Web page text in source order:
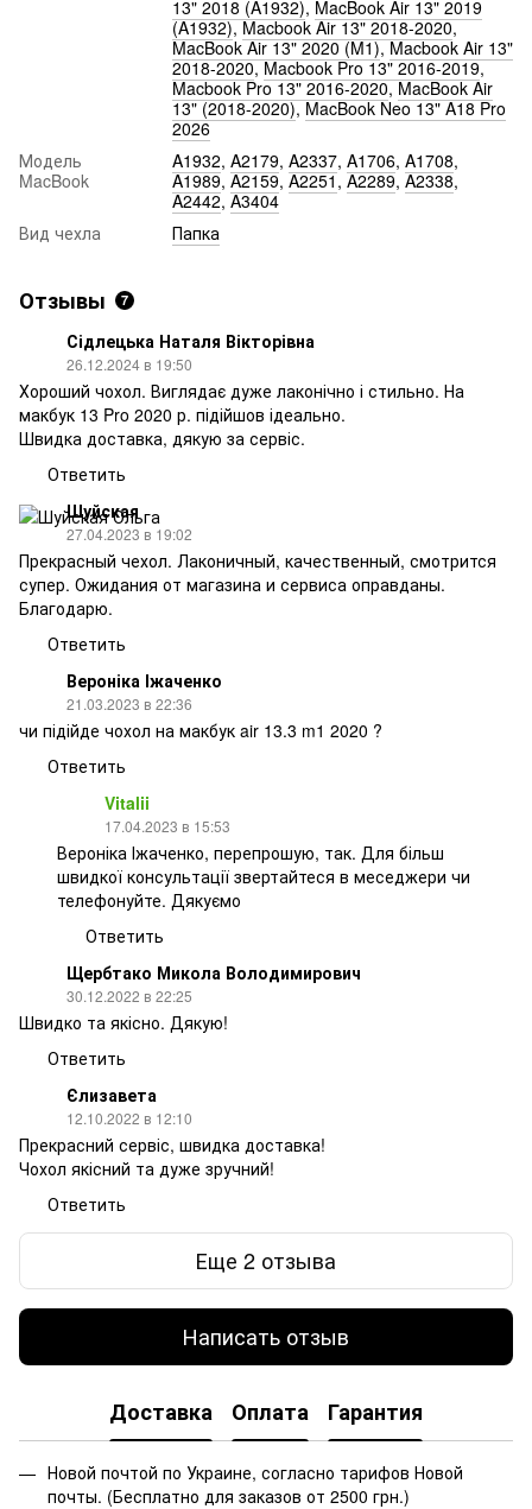
13" 2018 (A1932), MacBook Air 13" 2019
(A1932),Macbook Air 13" 2018-2020,
MacBook Air 13" 2020 (M1),Macbook Air 13"
2018-2020,Macbook Pro 13" 2016-2019,
Macbook Pro 13" 2016-2020,MacBook Air
13" (2018-2020),MacBook Neo 13" A18 Pro
2026
Модель
MacBook
A1932, A2179, A2337, A1706, A1708,
A1989, A2159, A2251, A2289, A2338,
A2442, A3404
Вид чехла
Папка
Отзывы 7
Сідлецька Наталя Вікторівна
26.12.2024 в 19:50
Хороший чохол. Виглядає дуже лаконічно і стильно. На
макбук 13 Pro 2020 р. підійшов ідеально.
Швидка доставка, дякую за сервіс.
Ответить
Шуйская
27.04.2023 в 19:02
Прекрасный чехол. Лаконичный, качественный, смотрится
супер. Ожидания от магазина и сервиса оправданы.
Благодарю.
Ответить
Вероніка Іжаченко
21.03.2023 в 22:36
чи підійде чохол на макбук air 13.3 m1 2020 ?
Ответить
Vitalii
17.04.2023 в 15:53
Вероніка Іжаченко, перепрошую, так. Для більш
швидкої консультації звертайтеся в меседжери чи
телефонуйте. Дякуємо
Ответить
Щербтако Микола Володимирович
30.12.2022 в 22:25
Швидко та якісно. Дякую!
Ответить
Єлизавета
12.10.2022 в 12:10
Прекрасний сервіс, швидка доставка!
Чохол якісний та дуже зручний!
Ответить
Еще 2 отзыва
Написать отзыв
Доставка Оплата Гарантия
Новой почтой по Украине, согласно тарифов Новой
почты. (Бесплатно для заказов от 2500 грн.)